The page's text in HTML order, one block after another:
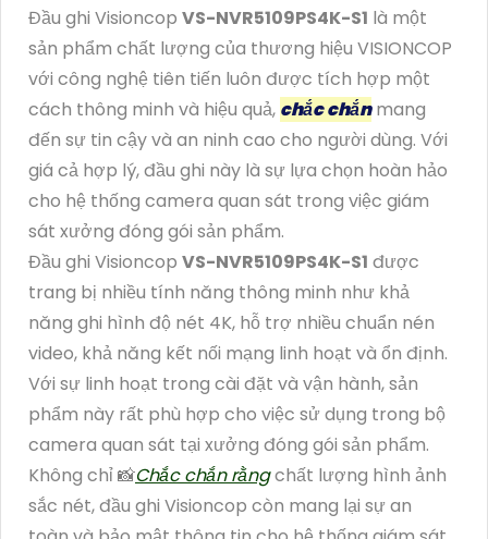
Đầu ghi Visioncop VS-NVR5109PS4K-S1 là một
sản phẩm chất lượng của thương hiệu VISIONCOP
với công nghệ tiên tiến luôn được tích hợp một
cách thông minh và hiệu quả, chắc chắnmang
đến sự tin cậy và an ninh cao cho người dùng. Với
giá cả hợp lý, đầu ghi này là sự lựa chọn hoàn hảo
cho hệ thống camera quan sát trong việc giám
sát xưởng đóng gói sản phẩm.
Đầu ghi Visioncop VS-NVR5109PS4K-S1 được
trang bị nhiều tính năng thông minh như khả
năng ghi hình độ nét 4K, hỗ trợ nhiều chuẩn nén
video, khả năng kết nối mạng linh hoạt và ổn định.
Với sự linh hoạt trong cài đặt và vận hành, sản
phẩm này rất phù hợp cho việc sử dụng trong bộ
camera quan sát tại xưởng đóng gói sản phẩm.
Không chỉ 📸Chắc chắn rằngchất lượng hình ảnh
sắc nét, đầu ghi Visioncop còn mang lại sự an